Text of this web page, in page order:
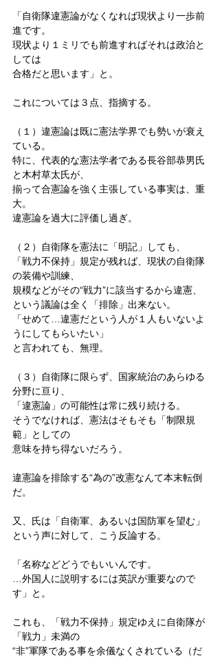
「自衛隊違憲論がなくなれば現状より一歩前
進です。
現状より１ミリでも前進すればそれは政治と
しては
合格だと思います」と。
これについては３点、指摘する。
（１）違憲論は既に憲法学界でも勢いが衰え
ている。
特に、代表的な憲法学者である長谷部恭男氏
と木村草太氏が、
揃って合憲論を強く主張している事実は、重
大。
違憲論を過大に評価し過ぎ。
（２）自衛隊を憲法に「明記」しても、
「戦力不保持」規定が残れば、現状の自衛隊
の装備や訓練、
規模などがその“戦力”に該当するから違憲、
という議論は全く「排除」出来ない。
「せめて…違憲だという人が１人もいないよ
うにしてもらいたい」
と言われても、無理。
（３）自衛隊に限らず、国家統治のあらゆる
分野に亘り、
「違憲論」の可能性は常に残り続ける。
そうでなければ、憲法はそもそも「制限規
範」としての
意味を持ち得ないだろう。
違憲論を排除する“為の”改憲なんて本末転倒
だ。
又、氏は「自衛軍、あるいは国防軍を望む」
という声に対して、こう反論する。
「名称などどうでもいいんです。
…外国人に説明するには英訳が重要なので
す」と。
これも、「戦力不保持」規定ゆえに自衛隊が
「戦力」未満の
“非”軍隊である事を余儀なくされている（だ